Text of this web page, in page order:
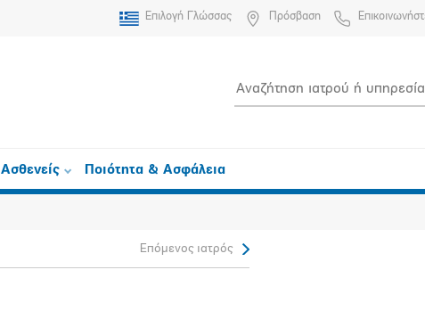
Επιλογή Γλώσσας Πρόσβαση
Ασθενείς Ποιότητα & Ασφάλεια
Επόμενος ιατρός